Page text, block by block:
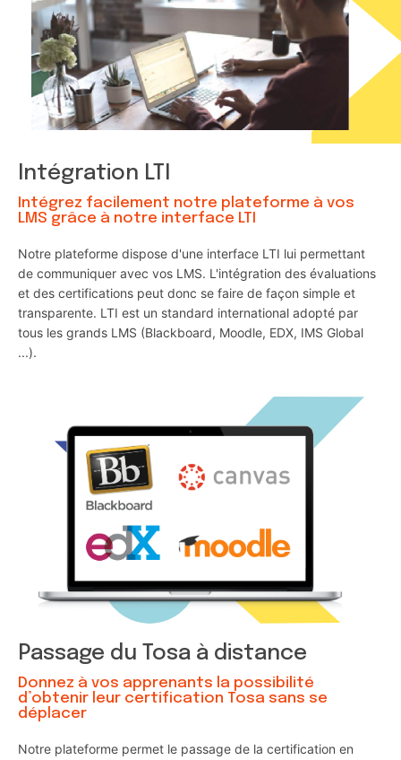
Intégration LTI
Intégrez facilement notre plateforme à vos
LMS grâce à notre interface LTI
Notre plateforme dispose d'une interface LTI lui permettant
de communiquer avec vos LMS. L'intégration des évaluations
et des certifications peut donc se faire de façon simple et
transparente. LTI est un standard international adopté par
tous les grands LMS (Blackboard, Moodle, EDX, IMS Global
...).
Passage du Tosa à distance
Donnez à vos apprenants la possibilité
d’obtenir leur certification Tosa sans se
déplacer
Notre plateforme permet le passage de la certification en